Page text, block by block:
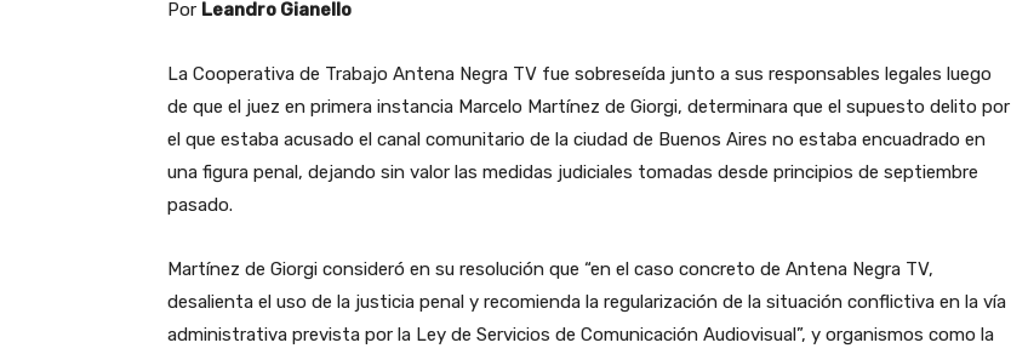
Por Leandro Gianello
La Cooperativa de Trabajo Antena Negra TV fue sobreseída junto a sus responsables legales luego
de que el juez en primera instancia Marcelo Martínez de Giorgi, determinara que el supuesto delito por
el que estaba acusado el canal comunitario de la ciudad de Buenos Aires no estaba encuadrado en
una figura penal, dejando sin valor las medidas judiciales tomadas desde principios de septiembre
pasado.
Martínez de Giorgi consideró en su resolución que “en el caso concreto de Antena Negra TV,
desalienta el uso de la justicia penal y recomienda la regularización de la situación conflictiva en la vía
administrativa prevista por la Ley de Servicios de Comunicación Audiovisual”, y organismos como la